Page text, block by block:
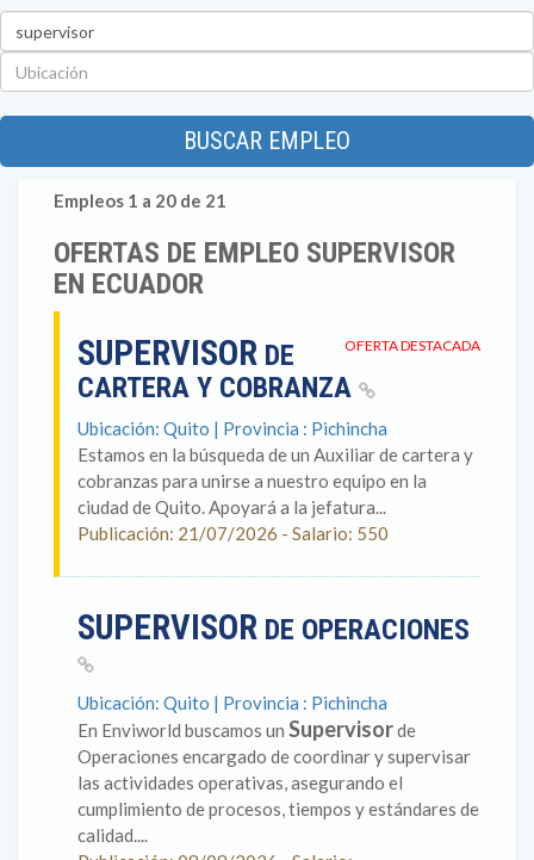
BUSCAR EMPLEO
Empleos 1 a 20 de 21
OFERTAS DE EMPLEO SUPERVISOR
EN ECUADOR
OFERTA DESTACADA
SUPERVISOR DE
CARTERA Y COBRANZA
Ubicación: Quito | Provincia : Pichincha
Estamos en la búsqueda de un Auxiliar de cartera y
cobranzas para unirse a nuestro equipo en la
ciudad de Quito. Apoyará a la jefatura...
Publicación: 21/07/2026 - Salario: 550
SUPERVISOR DE OPERACIONES
Ubicación: Quito | Provincia : Pichincha
En Enviworld buscamos un Supervisorde
Operaciones encargado de coordinar y supervisar
las actividades operativas, asegurando el
cumplimiento de procesos, tiempos y estándares de
calidad....